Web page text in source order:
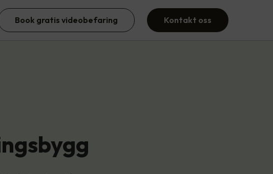
Book gratis videobefaring Kontakt oss